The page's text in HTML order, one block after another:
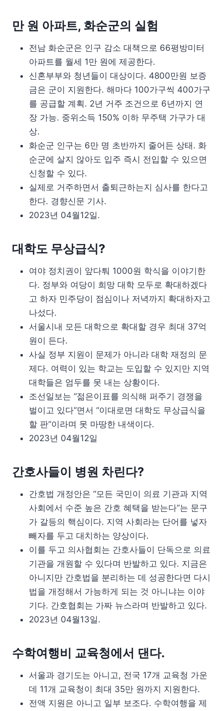
만 원 아파트, 화순군의 실험
전남 화순군은 인구 감소 대책으로 66평방미터
아파트를 월세 1만 원에 제공한다.
신혼부부와 청년들이 대상이다. 4800만원 보증
금은 군이 지원한다. 해마다 100가구씩 400가구
를 공급할 계획. 2년 거주 조건으로 6년까지 연
장 가능. 중위소득 150% 이하 무주택 가구가 대
상.
화순군 인구는 6만 명 초반까지 줄어든 상태. 화
순군에 살지 않아도 입주 즉시 전입할 수 있으면
신청할 수 있다.
실제로 거주하면서 출퇴근하는지 심사를 한다고
한다. 경향신문 기사.
2023년 04월12일.
대학도 무상급식?
여야 정치권이 앞다퉈 1000원 학식을 이야기한
다. 정부와 여당이 희망 대학 모두로 확대하겠다
고 하자 민주당이 점심이나 저녁까지 확대하자고
나섰다.
서울시내 모든 대학으로 확대할 경우 최대 37억
원이 든다.
사실 정부 지원이 문제가 아니라 대학 재정의 문
제다. 여력이 있는 학교는 도입할 수 있지만 지역
대학들은 엄두를 못 내는 상황이다.
조선일보는 “젊은이표를 의식해 퍼주기 경쟁을
벌이고 있다”면서 “이대로면 대학도 무상급식을
할 판”이라며 못 마땅한 내색이다.
2023년 04월12일
간호사들이 병원 차린다?
간호법 개정안은 “모든 국민이 의료 기관과 지역
사회에서 수준 높은 간호 혜택을 받는다”는 문구
가 갈등의 핵심이다. 지역 사회라는 단어를 넣자
빼자를 두고 대치하는 양상이다.
이를 두고 의사협회는 간호사들이 단독으로 의료
기관을 개원할 수 있다며 반발하고 있다. 지금은
아니지만 간호법을 분리하는 데 성공한다면 다시
법을 개정해서 가능하게 되는 것 아니냐는 이야
기다. 간호협회는 가짜 뉴스라며 반발하고 있다.
2023년 04월13일.
수학여행비 교육청에서 댄다.
서울과 경기도는 아니고, 전국 17개 교육청 가운
데 11개 교육청이 최대 35만 원까지 지원한다.
전액 지원은 아니고 일부 보조다. 수학여행을 제